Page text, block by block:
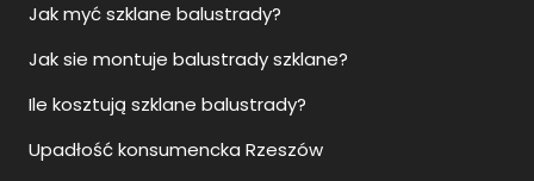
Jak myć szklane balustrady?
Jak sie montuje balustrady szklane?
Ile kosztują szklane balustrady?
Upadłość konsumencka Rzeszów